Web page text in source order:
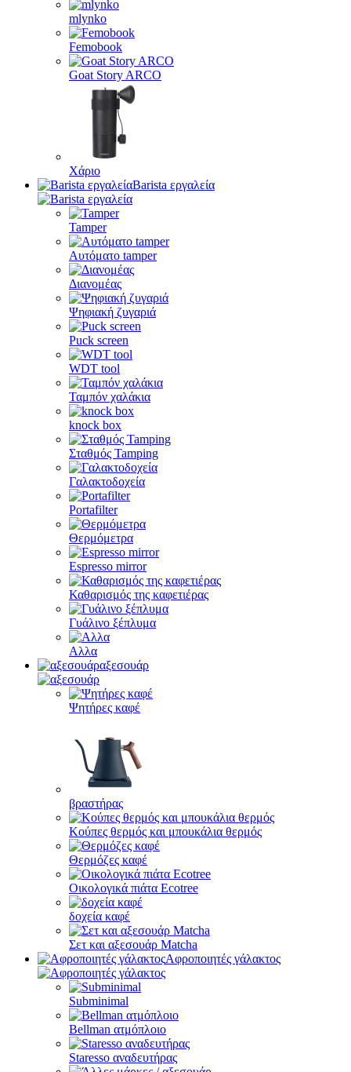
mlynko
Femobook
Goat Story ARCO
Χάριο
Barista εργαλεία
Tamper
Αυτόματο tamper
Διανομέας
Ψηφιακή ζυγαριά
Puck screen
WDT tool
Ταμπόν χαλάκια
knock box
Σταθμός Tamping
Γαλακτοδοχεία
Portafilter
Θερμόμετρα
Espresso mirror
Καθαρισμός της καφετιέρας
Γυάλινο ξέπλυμα
Αλλα
αξεσουάρ
Ψητήρες καφέ
βραστήρας
Κούπες θερμός και μπουκάλια θερμός
Θερμόζες καφέ
Οικολογικά πιάτα Ecotree
δοχεία καφέ
Σετ και αξεσουάρ Matcha
Αφροποιητές γάλακτος
Subminimal
Bellman ατμόπλοιο
Staresso αναδευτήρας